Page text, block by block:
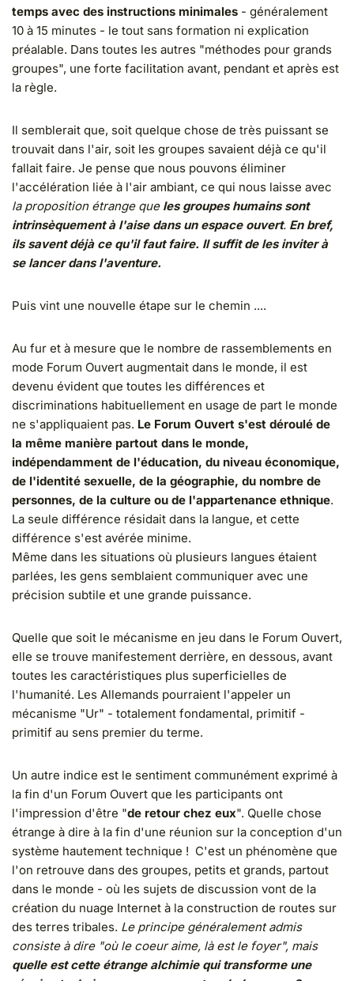
temps avec des instructions minimales - généralement
10 à 15 minutes - le tout sans formation ni explication
préalable. Dans toutes les autres "méthodes pour grands
groupes", une forte facilitation avant, pendant et après est
la règle.
Il semblerait que, soit quelque chose de très puissant se
trouvait dans l'air, soit les groupes savaient déjà ce qu'il
fallait faire. Je pense que nous pouvons éliminer
l'accélération liée à l'air ambiant, ce qui nous laisse avec
la proposition étrange que les groupes humains sont
intrinsèquement à l'aise dans un espace ouvert. En bref,
ils savent déjà ce qu'il faut faire. Il suffit de les inviter à
se lancer dans l'aventure.
Puis vint une nouvelle étape sur le chemin ....
Au fur et à mesure que le nombre de rassemblements en
mode Forum Ouvert augmentait dans le monde, il est
devenu évident que toutes les différences et
discriminations habituellement en usage de part le monde
ne s'appliquaient pas. Le Forum Ouvert s'est déroulé de
la même manière partout dans le monde,
indépendamment de l'éducation, du niveau économique,
de l'identité sexuelle, de la géographie, du nombre de
personnes, de la culture ou de l'appartenance ethnique.
La seule différence résidait dans la langue, et cette
différence s'est avérée minime.
Même dans les situations où plusieurs langues étaient
parlées, les gens semblaient communiquer avec une
précision subtile et une grande puissance.
Quelle que soit le mécanisme en jeu dans le Forum Ouvert,
elle se trouve manifestement derrière, en dessous, avant
toutes les caractéristiques plus superficielles de
l'humanité. Les Allemands pourraient l'appeler un
mécanisme "Ur" - totalement fondamental, primitif -
primitif au sens premier du terme.
Un autre indice est le sentiment communément exprimé à
la fin d'un Forum Ouvert que les participants ont
l'impression d'être "de retour chez eux". Quelle chose
étrange à dire à la fin d'une réunion sur la conception d'un
système hautement technique ! C'est un phénomène que
l'on retrouve dans des groupes, petits et grands, partout
dans le monde - où les sujets de discussion vont de la
création du nuage Internet à la construction de routes sur
des terres tribales. Le principe généralement admis
consiste à dire "où le coeur aime, là est le foyer", mais
quelle est cette étrange alchimie qui transforme une